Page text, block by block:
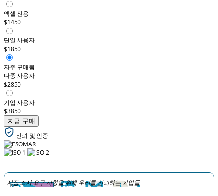
엑셀 전용
$1450
단일 사용자
$1850
자주 구매됨
다중 사용자
$2850
기업 사용자
$3850
지금 구매
신뢰 및 인증
시장 조사 요구 사항을 위해 우리를 신뢰하는 기업들